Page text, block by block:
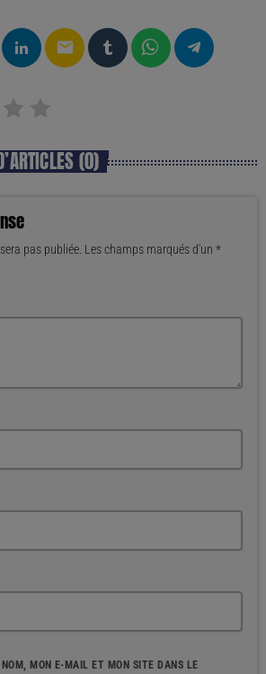
email
(0)
pas publiée. Les champs marqués d'un *
NOM, MON E-MAIL ET MON SITE DANS LE